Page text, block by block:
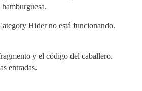
Hider no está funcionando.
y el código del caballero.
entradas.